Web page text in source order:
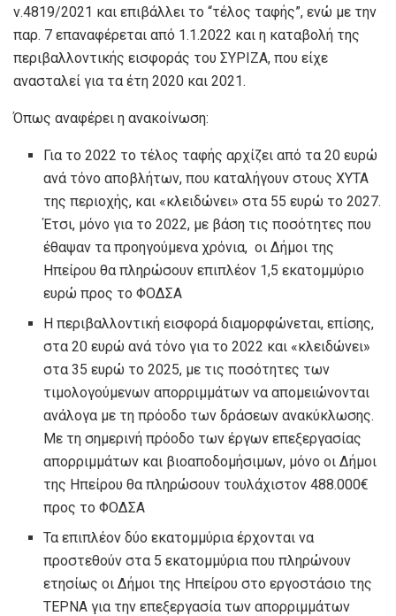
ν.4819/2021 και επιβάλλει το “τέλος ταφής”, ενώ με την
παρ. 7 επαναφέρεται από 1.1.2022 και η καταβολή της
περιβαλλοντικής εισφοράς του ΣΥΡΙΖΑ, που είχε
ανασταλεί για τα έτη 2020 και 2021.
Όπως αναφέρει η ανακοίνωση:
Για το 2022 το τέλος ταφής αρχίζει από τα 20 ευρώ
ανά τόνο αποβλήτων, που καταλήγουν στους ΧΥΤΑ
της περιοχής, και «κλειδώνει» στα 55 ευρώ το 2027.
Έτσι, μόνο για το 2022, με βάση τις ποσότητες που
έθαψαν τα προηγούμενα χρόνια, οι Δήμοι της
Ηπείρου θα πληρώσουν επιπλέον 1,5 εκατομμύριο
ευρώ προς το ΦΟΔΣΑ
Η περιβαλλοντική εισφορά διαμορφώνεται, επίσης,
στα 20 ευρώ ανά τόνο για το 2022 και «κλειδώνει»
στα 35 ευρώ το 2025, με τις ποσότητες των
τιμολογούμενων απορριμμάτων να απομειώνονται
ανάλογα με τη πρόοδο των δράσεων ανακύκλωσης.
Με τη σημερινή πρόοδο των έργων επεξεργασίας
απορριμμάτων και βιοαποδομήσιμων, μόνο οι Δήμοι
της Ηπείρου θα πληρώσουν τουλάχιστον 488.000€
προς το ΦΟΔΣΑ
Τα επιπλέον δύο εκατομμύρια έρχονται να
προστεθούν στα 5 εκατομμύρια που πληρώνουν
ετησίως οι Δήμοι της Ηπείρου στο εργοστάσιο της
ΤΕΡΝΑ για την επεξεργασία των απορριμμάτων